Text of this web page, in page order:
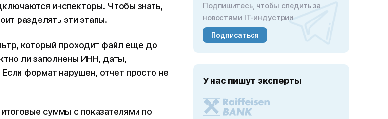
инспекторы. Чтобы знать,
разделять эти этапы.
который проходит файл еще до
ли заполнены ИНН, даты,
формат нарушен, отчет просто не
суммы с показателями по
Подпишитесь, чтобы следить за
новостями IT-индустрии
Подписаться
У нас пишут эксперты